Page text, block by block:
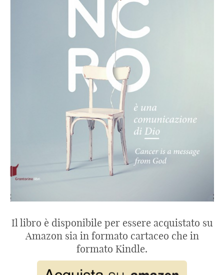
Il libro è disponibile per essere acquistato su
Amazon sia in formato cartaceo che in
formato Kindle.